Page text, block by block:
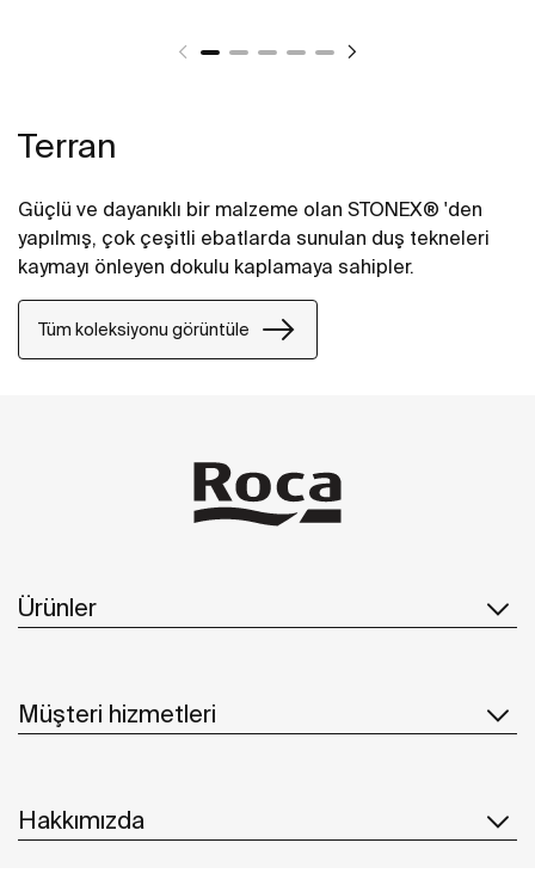
Terran
Güçlü ve dayanıklı bir malzeme olan STONEX® 'den
yapılmış, çok çeşitli ebatlarda sunulan duş tekneleri
kaymayı önleyen dokulu kaplamaya sahipler.
Tüm koleksiyonu görüntüle
Ürünler
Müşteri hizmetleri
Hakkımızda